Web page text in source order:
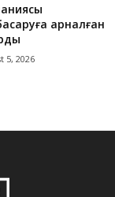
арналған
5, 2026